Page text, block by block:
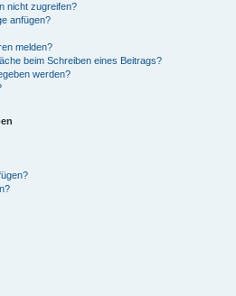
nicht zugreifen?
anfügen?
melden?
beim Schreiben eines Beitrags?
werden?